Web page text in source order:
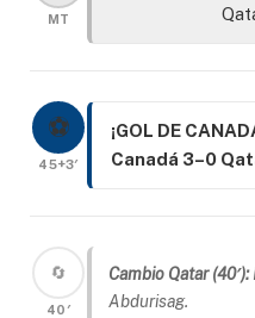
MT
⚽
45+3′
¡GOL DE
Canadá 3–0
🔄
40′
Cambio Qatar (40′):
Abdurisag.